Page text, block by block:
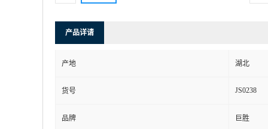
产品详请
产地 湖北
货号 JS0238
品牌 巨胜